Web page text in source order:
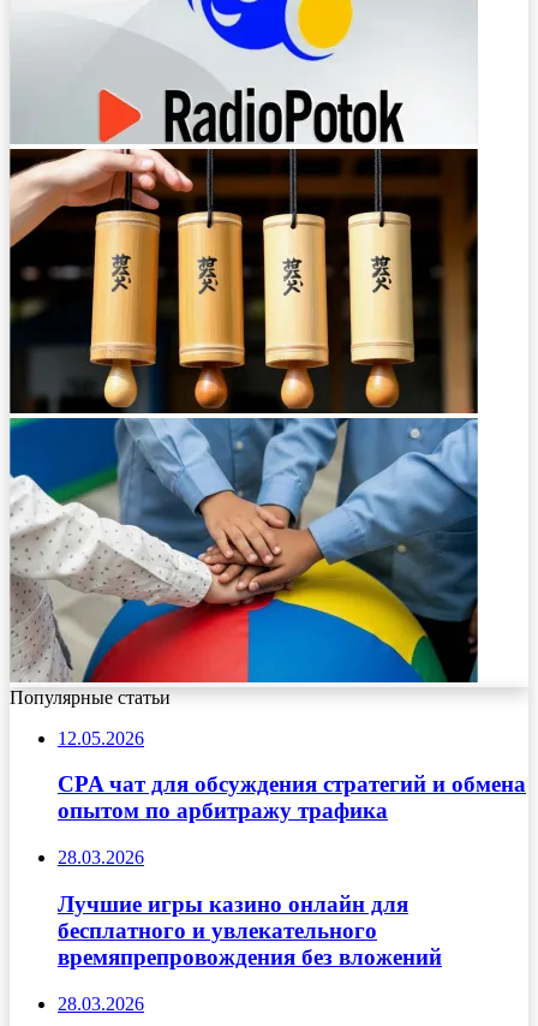
Популярные статьи
12.05.2026
CPA чат для обсуждения стратегий и обмена
опытом по арбитражу трафика
28.03.2026
Лучшие игры казино онлайн для
бесплатного и увлекательного
времяпрепровождения без вложений
28.03.2026